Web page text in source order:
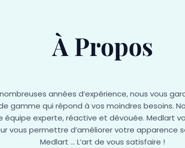
À Propos
années d’expérience, nous vous
gamme qui répond à vos moindres besoins.
équipe experte, réactive et dévouée. Medlart
vous permettre d’améliorer votre apparence
Medlart … L’art de vous satisfaire !